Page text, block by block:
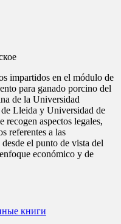
impartidos en el módulo de
para ganado porcino del
de la Universidad
Lleida y Universidad de
recogen aspectos legales,
referentes a las
el punto de vista del
económico y de
книги